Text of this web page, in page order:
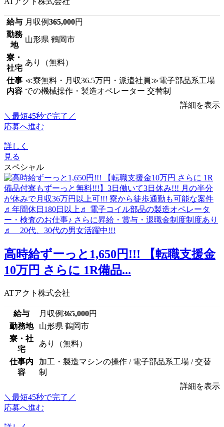
給与 月収例365,000円
勤務
地
山形県 鶴岡市
寮・
社宅
あり（無料）
仕事
内容
≪寮無料・月収36.5万円・派遣社員≫電子部品系工場
での機械操作・製造オペレーター 交替制
詳細を表示
＼最短45秒で完了／
応募へ進む
詳しく
見る
スペシャル
高時給ずーっと1,650円!!! 【転職支援金
10万円 さらに 1R備品...
ATアクト株式会社
給与 月収例365,000円
勤務地
山形県 鶴岡市
寮・社
宅
あり（無料）
仕事内
容
加工・製造マシンの操作 / 電子部品系工場 / 交替
制
詳細を表示
＼最短45秒で完了／
応募へ進む